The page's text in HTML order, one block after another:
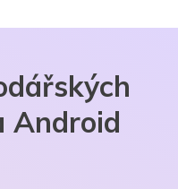
Android